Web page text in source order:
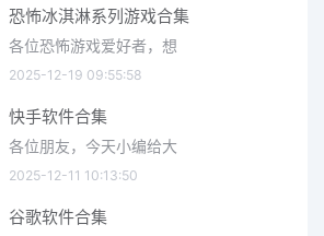
恐怖冰淇淋系列游戏合集
各位恐怖游戏爱好者，想
2025-12-19 09:55:58
快手软件合集
各位朋友，今天小编给大
2025-12-11 10:13:50
谷歌软件合集